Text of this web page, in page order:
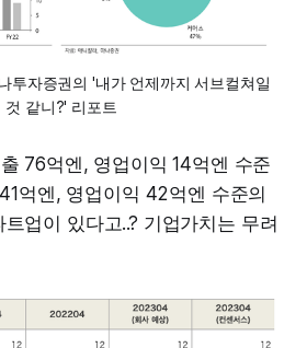
투자증권의 '내가 언제까지 서브컬쳐일
것 같니?' 리포트
76억엔, 영업이익 14억엔 수준
억엔, 영업이익 42억엔 수준의
업이 있다고..? 기업가치는 무려